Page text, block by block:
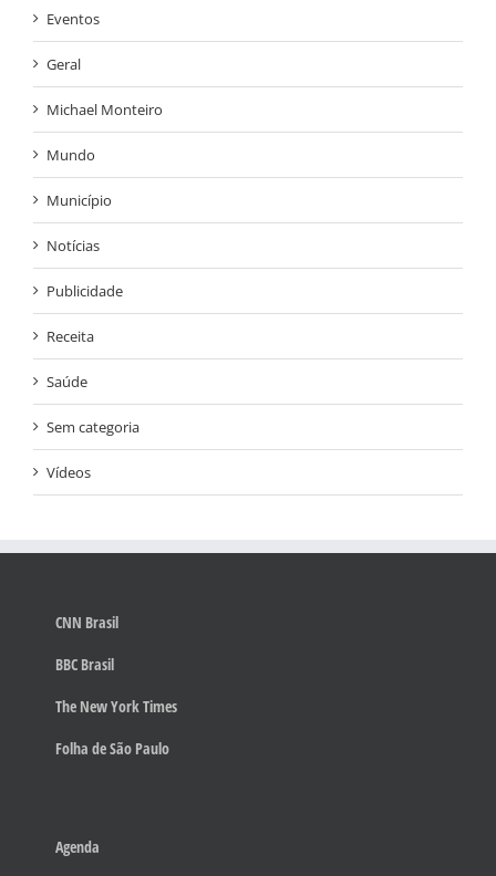
Eventos
Geral
Michael Monteiro
Mundo
Município
Notícias
Publicidade
Receita
Saúde
Sem categoria
Vídeos
CNN Brasil
BBC Brasil
The New York Times
Folha de São Paulo
Agenda